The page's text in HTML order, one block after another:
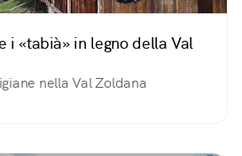
i «tabià» in legno della Val
nella Val Zoldana